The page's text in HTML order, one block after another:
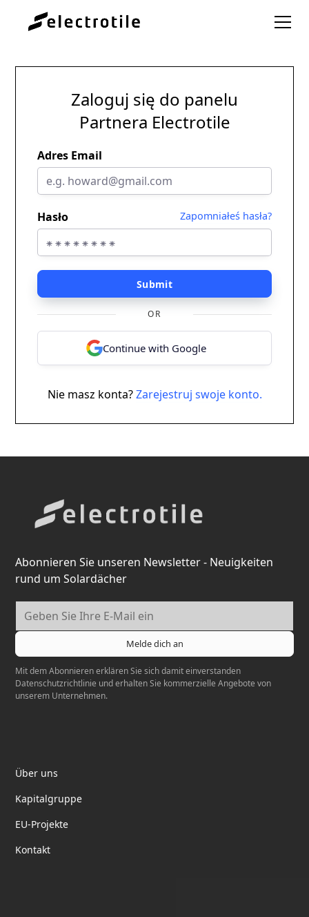
Zaloguj się do panelu
Partnera Electrotile
Adres Email
Hasło Zapomniałeś hasła?
OR
Continue with Google
Nie masz konta?Zarejestruj swoje konto.
Abonnieren Sie unseren Newsletter - Neuigkeiten
rund um Solardächer
Mit dem Abonnieren erklären Sie sich damit einverstanden
Datenschutzrichtlinie und erhalten Sie kommerzielle Angebote von
unserem Unternehmen.
Über uns
Kapitalgruppe
EU-Projekte
Kontakt